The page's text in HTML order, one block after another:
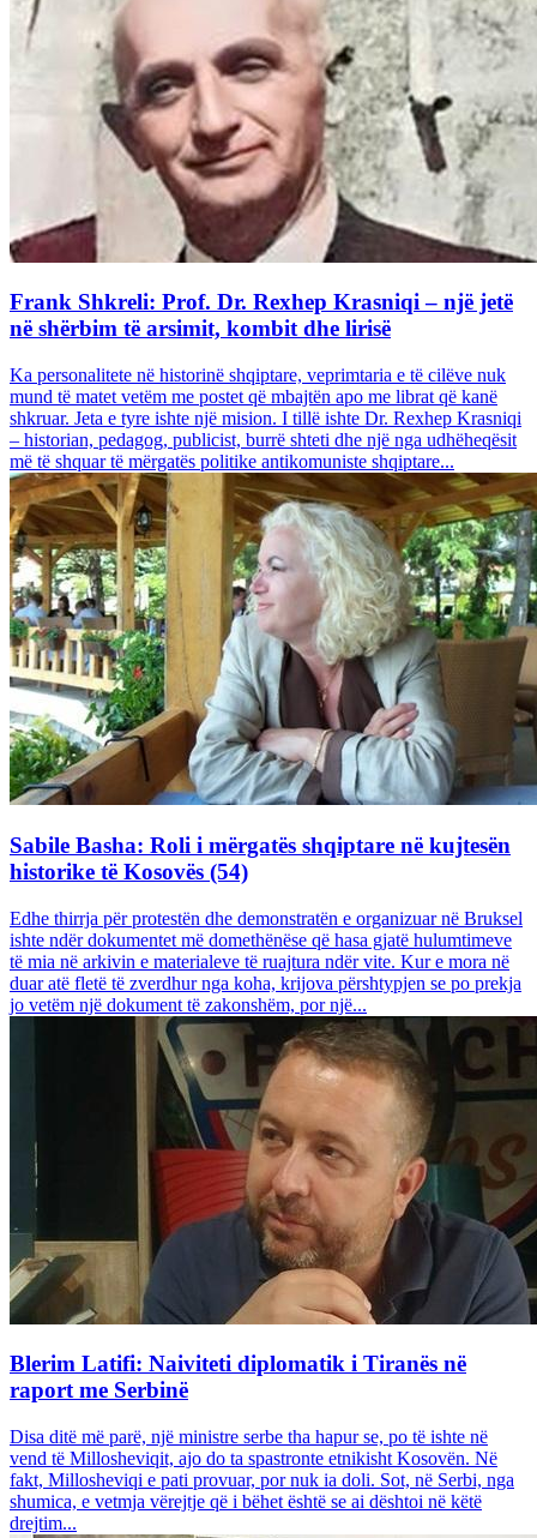
Frank Shkreli: Prof. Dr. Rexhep Krasniqi – një jetë
në shërbim të arsimit, kombit dhe lirisë
Ka personalitete në historinë shqiptare, veprimtaria e të cilëve nuk
mund të matet vetëm me postet që mbajtën apo me librat që kanë
shkruar. Jeta e tyre ishte një mision. I tillë ishte Dr. Rexhep Krasniqi
– historian, pedagog, publicist, burrë shteti dhe një nga udhëheqësit
më të shquar të mërgatës politike antikomuniste shqiptare...
Sabile Basha: Roli i mërgatës shqiptare në kujtesën
historike të Kosovës (54)
Edhe thirrja për protestën dhe demonstratën e organizuar në Bruksel
ishte ndër dokumentet më domethënëse që hasa gjatë hulumtimeve
të mia në arkivin e materialeve të ruajtura ndër vite. Kur e mora në
duar atë fletë të zverdhur nga koha, krijova përshtypjen se po prekja
jo vetëm një dokument të zakonshëm, por një...
Blerim Latifi: Naiviteti diplomatik i Tiranës në
raport me Serbinë
Disa ditë më parë, një ministre serbe tha hapur se, po të ishte në
vend të Millosheviqit, ajo do ta spastronte etnikisht Kosovën. Në
fakt, Millosheviqi e pati provuar, por nuk ia doli. Sot, në Serbi, nga
shumica, e vetmja vërejtje që i bëhet është se ai dështoi në këtë
drejtim...